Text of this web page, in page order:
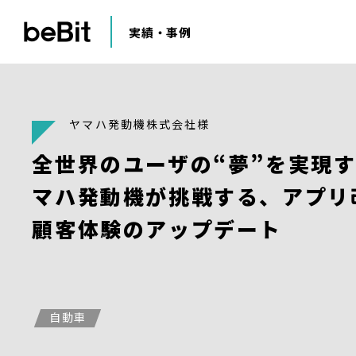
実績・事例
ヤマハ発動機株式会社様
全世界のユーザの“夢”を実現
マハ発動機が挑戦する、アプ
顧客体験のアップデート
自動車